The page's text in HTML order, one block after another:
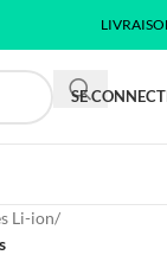
SE
Li-ion/